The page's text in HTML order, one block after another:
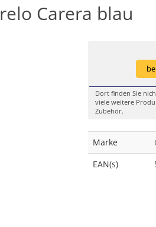
Carera blau
Dort finden Sie
viele weitere
Zubehör.
Marke
EAN(s)